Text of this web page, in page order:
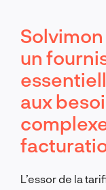
un
aux
L’essor de la